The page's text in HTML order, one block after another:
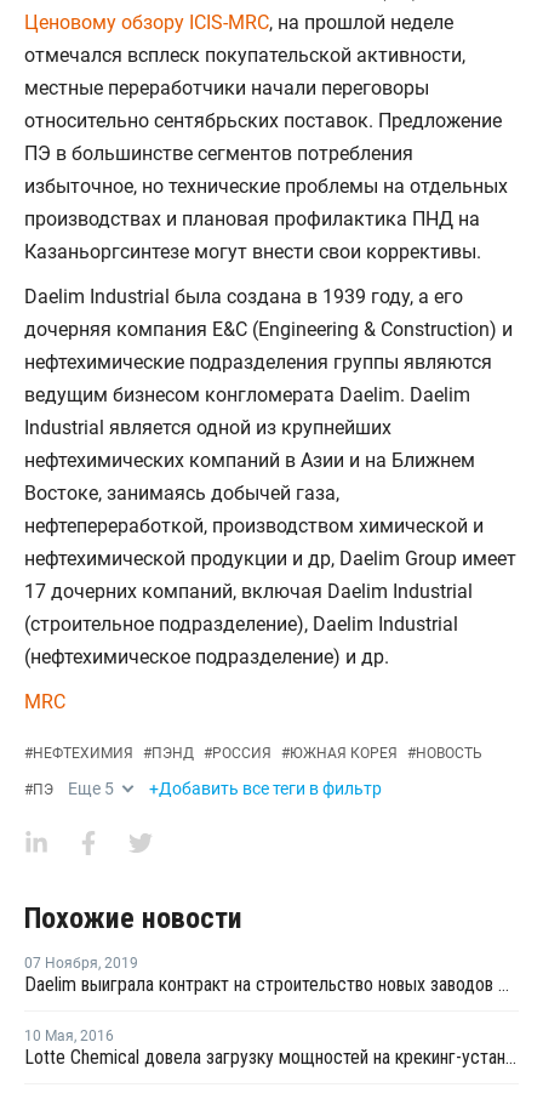
Ценовому обзору ICIS-MRC, на прошлой неделе
отмечался всплеск покупательской активности,
местные переработчики начали переговоры
относительно сентябрьских поставок. Предложение
ПЭ в большинстве сегментов потребления
избыточное, но технические проблемы на отдельных
производствах и плановая профилактика ПНД на
Казаньоргсинтезе могут внести свои коррективы.
Daelim Industrial была создана в 1939 году, а его
дочерняя компания E&C (Engineering & Construction) и
нефтехимические подразделения группы являются
ведущим бизнесом конгломерата Daelim. Daelim
Industrial является одной из крупнейших
нефтехимических компаний в Азии и на Ближнем
Востоке, занимаясь добычей газа,
нефтепереработкой, производством химической и
нефтехимической продукции и др, Daelim Group имеет
17 дочерних компаний, включая Daelim Industrial
(строительное подразделение), Daelim Industrial
(нефтехимическое подразделение) и др.
MRC
#НЕФТЕХИМИЯ #ПЭНД #РОССИЯ #ЮЖНАЯ КОРЕЯ #НОВОСТЬ
#ПЭ Еще 5 +Добавить все теги в фильтр
Похожие новости
07 Ноября, 2019
Daelim выиграла контракт на строительство новых заводов ПЭ и ПП для южнокорейской Hyundai Chemical
10 Мая, 2016
Lotte Chemical довела загрузку мощностей на крекинг-установке в Йосу до 100%